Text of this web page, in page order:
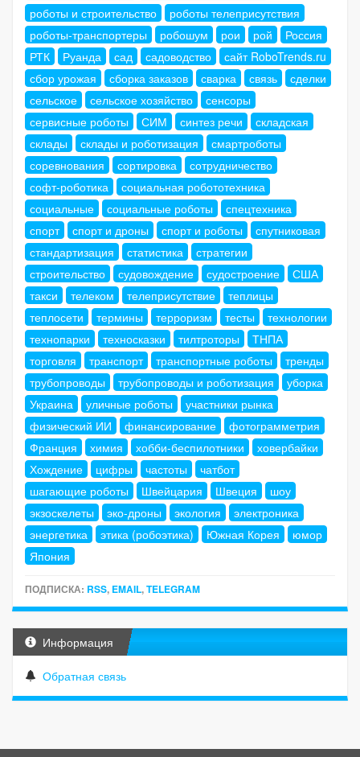
роботы и строительство
роботы телеприсутствия
роботы-транспортеры
робошум рои рой
Россия
РТК
Руанда сад садоводство
сайт RoboTrends.ru
сбор урожая
сборка заказов сварка связь
сделки
сельское
сельское хозяйство
сенсоры
сервисные роботы
СИМ синтез речи
складская
склады
склады и роботизация
смартроботы
соревнования
сортировка
сотрудничество
софт-роботика
социальная робототехника
социальные
социальные роботы
спецтехника
спорт
спорт и дроны спорт и роботы
спутниковая
стандартизация
статистика
стратегии
строительство
судовождение судостроение
США
такси
телеком телеприсутствие
теплицы
теплосети
термины терроризм тесты
технологии
технопарки
техносказки тилтроторы
ТНПА
торговля
транспорт транспортные роботы
тренды
трубопроводы
трубопроводы и роботизация
уборка
Украина
уличные роботы
участники рынка
физический ИИ
финансирование
фотограмметрия
Франция
химия хобби-беспилотники
ховербайки
Хождение
цифры частоты
чатбот
шагающие роботы
Швейцария Швеция
шоу
экзоскелеты
эко-дроны экология
электроника
энергетика
этика (робоэтика) Южная Корея
юмор
Япония
ПОДПИСКА: RSS, EMAIL,TELEGRAM
Информация
Обратная связь